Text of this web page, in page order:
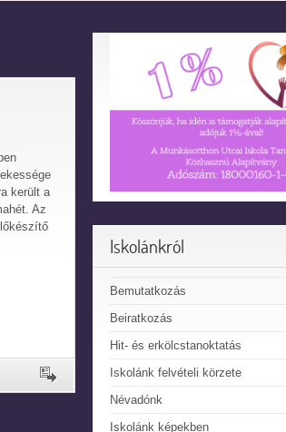
került a
Az
Iskolánkról
Bemutatkozás
Beiratkozás
Hit- és erkölcstanoktatás
Iskolánk felvételi körzete
Névadónk
Iskolánk képekben